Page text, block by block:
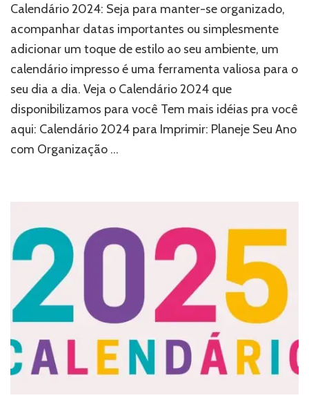
Calendário 2024: Seja para manter-se organizado,
acompanhar datas importantes ou simplesmente
adicionar um toque de estilo ao seu ambiente, um
calendário impresso é uma ferramenta valiosa para o
seu dia a dia. Veja o Calendário 2024 que
disponibilizamos para você Tem mais idéias pra você
aqui: Calendário 2024 para Imprimir: Planeje Seu Ano
com Organização …